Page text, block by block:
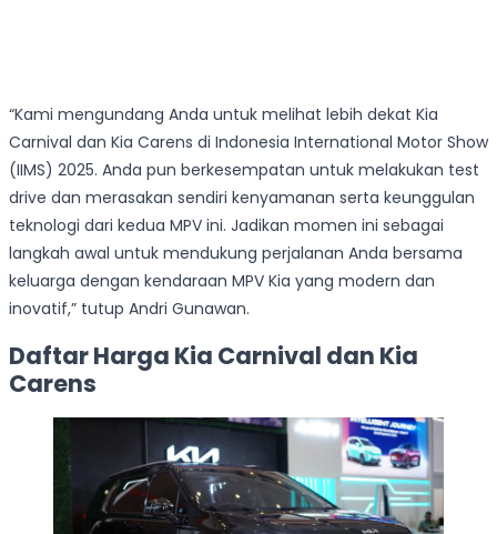
“Kami mengundang Anda untuk melihat lebih dekat Kia
Carnival dan Kia Carens di Indonesia International Motor Show
(IIMS) 2025. Anda pun berkesempatan untuk melakukan test
drive dan merasakan sendiri kenyamanan serta keunggulan
teknologi dari kedua MPV ini. Jadikan momen ini sebagai
langkah awal untuk mendukung perjalanan Anda bersama
keluarga dengan kendaraan MPV Kia yang modern dan
inovatif,” tutup Andri Gunawan.
Daftar Harga Kia Carnival dan Kia
Carens